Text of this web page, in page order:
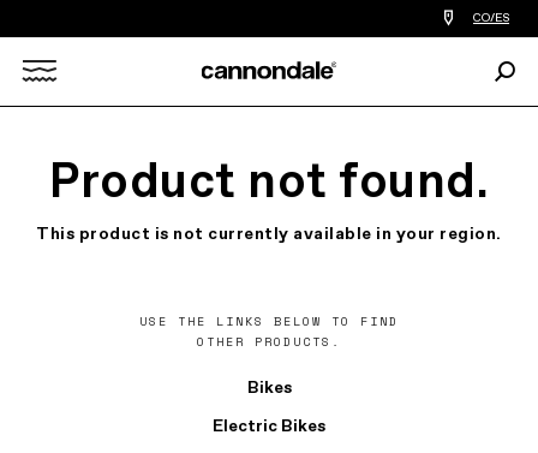
Encontrar
tiedas
bicicletas
de
CO/ES
Product not found.
This product is not currently available in your region.
USE THE LINKS BELOW TO FIND
OTHER PRODUCTS.
Bikes
Electric Bikes